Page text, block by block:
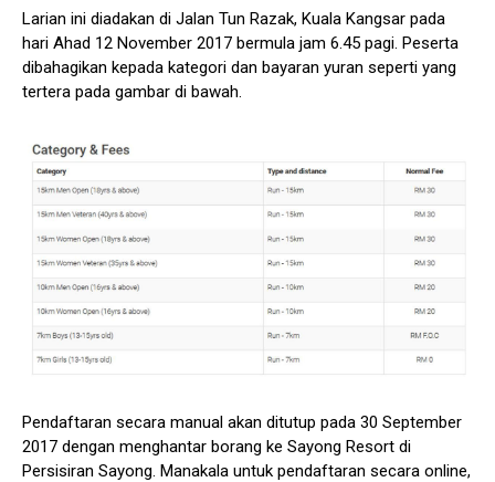
Larian ini diadakan di Jalan Tun Razak, Kuala Kangsar pada
hari Ahad 12 November 2017 bermula jam 6.45 pagi. Peserta
dibahagikan kepada kategori dan bayaran yuran seperti yang
tertera pada gambar di bawah.
Pendaftaran secara manual akan ditutup pada 30 September
2017 dengan menghantar borang ke Sayong Resort di
Persisiran Sayong. Manakala untuk pendaftaran secara online,